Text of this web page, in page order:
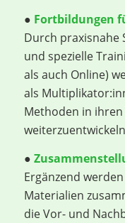
● Fortbildungen
Durch praxisnahe
und spezielle
als auch Online)
als
Methoden in
●
Ergänzend
Materialien
die Vor- und